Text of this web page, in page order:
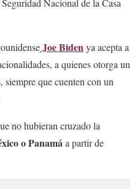
Nacional de la Casa
Joe Bidenya acepta a
a quienes otorga un
siempre que cuenten con un
no hubieran cruzado la
o Panamáa partir de